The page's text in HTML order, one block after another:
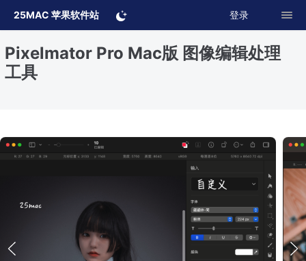
25MAC 苹果软件站 登录
Pixelmator Pro Mac版 图像编辑处理
工具